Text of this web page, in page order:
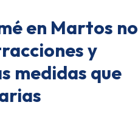
en Martos no
y
medidas que